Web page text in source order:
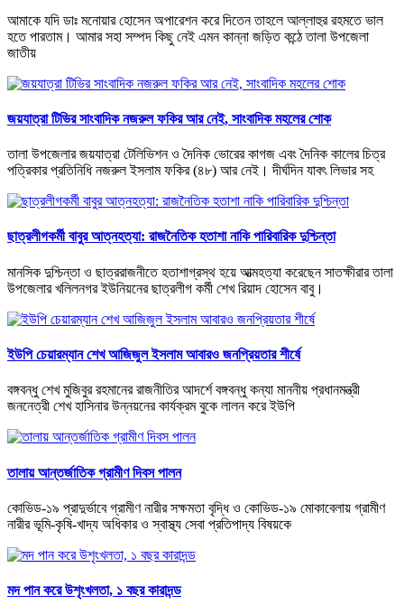
আমাকে যদি ডাঃ মনোয়ার হোসেন অপারেশন করে দিতেন তাহলে আল্লাহুর রহমতে ভাল
হতে পারতাম। আমার সহা সম্পদ কিছু নেই এমন কান্না জড়িত কন্ঠে তালা উপজেলা
জাতীয়
জয়যাত্রা টিভির সাংবাদিক নজরুল ফকির আর নেই, সাংবাদিক মহলের শোক
তালা উপজেলার জয়যাত্রা টেলিভিশন ও দৈনিক ভোরের কাগজ এবং দৈনিক কালের চিত্র
পত্রিকার প্রতিনিধি নজরুল ইসলাম ফকির (৪৮) আর নেই। দীর্ঘদিন যাবৎ লিভার সহ
ছাত্রলীগকর্মী বাবুর আত্নহত্যা: রাজনৈতিক হতাশা নাকি পারিবারিক দুশ্চিন্তা
মানসিক দুশ্চিন্তা ও ছাত্ররাজনীতে হতাশাগ্রস্থ হয়ে আত্মহত্যা করেছেন সাতক্ষীরার তালা
উপজেলার খলিলনগর ইউনিয়নের ছাত্রলীগ কর্মী শেখ রিয়াদ হোসেন বাবু।
ইউপি চেয়ারম্যান শেখ আজিজুল ইসলাম আবারও জনপ্রিয়তার শীর্ষে
বঙ্গবন্ধু শেখ মুজিবুর রহমানের রাজনীতির আদর্শে বঙ্গবন্ধু কন্যা মাননীয় প্রধানমন্ত্রী
জননেত্রী শেখ হাসিনার উন্নয়নের কার্যক্রম বুকে লালন করে ইউপি
তালায় আন্তর্জাতিক গ্রামীণ দিবস পালন
কোভিড-১৯ প্রাদুর্ভাবে গ্রামীণ নারীর সক্ষমতা বৃদ্ধি ও কোভিড-১৯ মোকাবেলায় গ্রামীণ
নারীর ভূমি-কৃষি-খাদ্য অধিকার ও স্বাস্থ্য সেবা প্রতিপাদ্য বিষয়কে
মদ পান করে উশৃংখলতা, ১ বছর কারাদন্ড